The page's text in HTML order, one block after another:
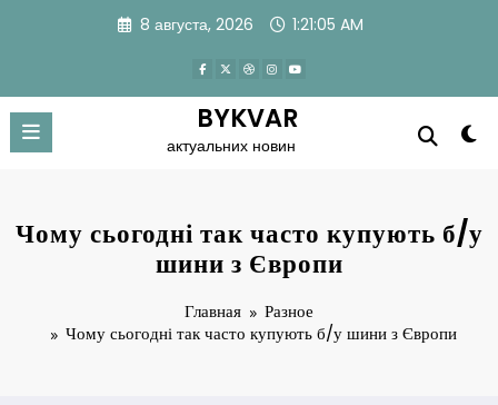
8 августа, 2026 1:21:06 AM
BYKVAR
актуальних новин
Чому сьогодні так часто купують б/у
шини з Європи
Главная
Разное
Чому сьогодні так часто купують б/у шини з Європи